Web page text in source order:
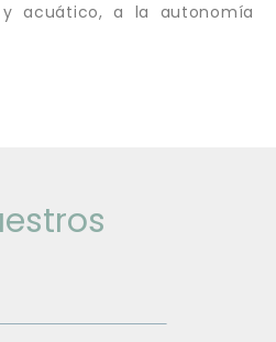
acuático, a la autonomía